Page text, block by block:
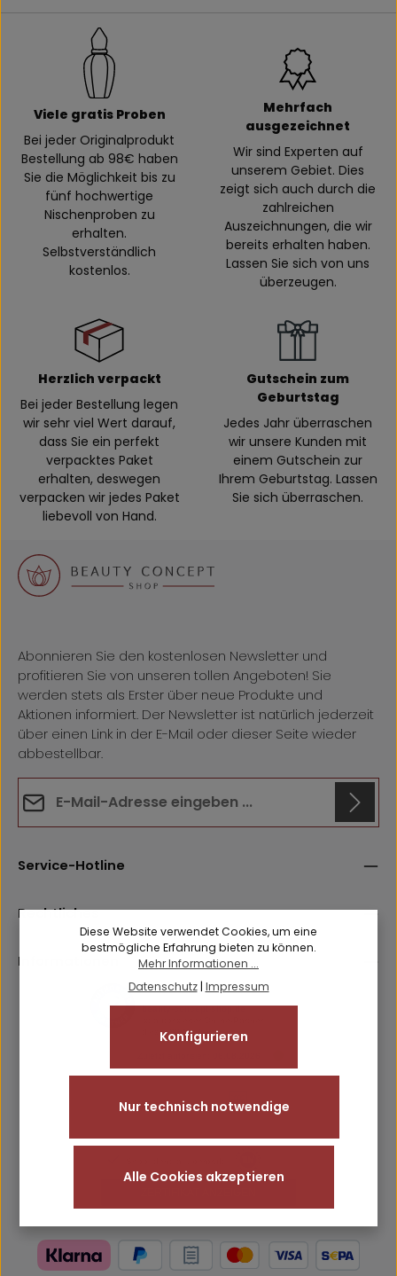
Viele gratis Proben
Bei jeder Originalprodukt
Bestellung ab 98€ haben
Sie die Möglichkeit bis zu
fünf hochwertige
Nischenproben zu
erhalten.
Selbstverständlich
kostenlos.
Mehrfach
ausgezeichnet
Wir sind Experten auf
unserem Gebiet. Dies
zeigt sich auch durch die
zahlreichen
Auszeichnungen, die wir
bereits erhalten haben.
Lassen Sie sich von uns
überzeugen.
Herzlich verpackt
Bei jeder Bestellung legen
wir sehr viel Wert darauf,
dass Sie ein perfekt
verpacktes Paket
erhalten, deswegen
verpacken wir jedes Paket
liebevoll von Hand.
Gutschein zum
Geburtstag
Jedes Jahr überraschen
wir unsere Kunden mit
einem Gutschein zur
Ihrem Geburtstag. Lassen
Sie sich überraschen.
Abonnieren Sie den kostenlosen Newsletter und
profitieren Sie von unseren tollen Angeboten! Sie
werden stets als Erster über neue Produkte und
Aktionen informiert. Der Newsletter ist natürlich jederzeit
über einen Link in der E-Mail oder dieser Seite wieder
abbestellbar.
Ich habe dieDatenschutzbestimmungen
einverstanden.
Die mit einem Stern (*) markierten Felder sind
Service-Hotline
Rechtliches
Informationen
Diese Website verwendet Cookies, um eine
bestmögliche Erfahrung bieten zu können.
Mehr Informationen ...
Datenschutz| Impressum
Nur technisch notwendige
Konfigurieren
Alle Cookies akzeptieren